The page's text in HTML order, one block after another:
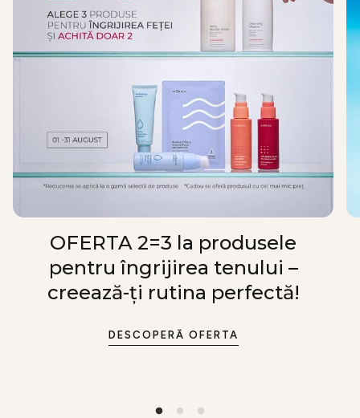
OFERTA 2=3 la produsele
pentru îngrijirea tenului –
creează-ți rutina perfectă!
DESCOPERĂ OFERTA